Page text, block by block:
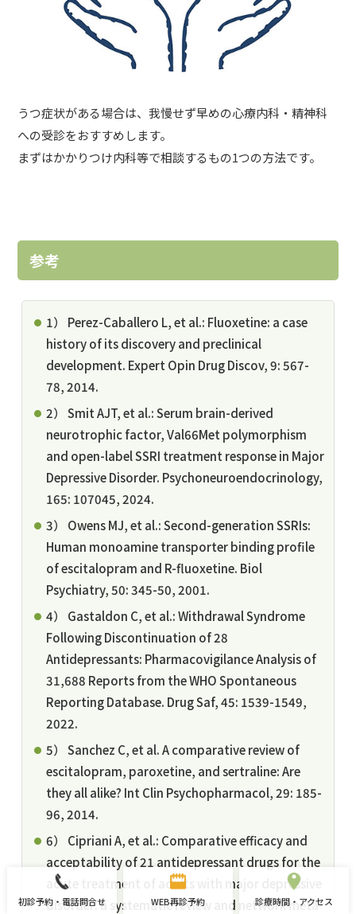
うつ症状がある場合は、我慢せず早めの心療内科・精神科
への受診をおすすめします。
まずはかかりつけ内科等で相談するもの1つの方法です。
参考
1） Perez-Caballero L, et al.: Fluoxetine: a case
history of its discovery and preclinical
development. Expert Opin Drug Discov, 9: 567-
78, 2014.
2） Smit AJT, et al.: Serum brain-derived
neurotrophic factor, Val66Met polymorphism
and open-label SSRI treatment response in Major
Depressive Disorder. Psychoneuroendocrinology,
165: 107045, 2024.
3） Owens MJ, et al.: Second-generation SSRIs:
Human monoamine transporter binding profile
of escitalopram and R-fluoxetine. Biol
Psychiatry, 50: 345-50, 2001.
4） Gastaldon C, et al.: Withdrawal Syndrome
Following Discontinuation of 28
Antidepressants: Pharmacovigilance Analysis of
31,688 Reports from the WHO Spontaneous
Reporting Database. Drug Saf, 45: 1539-1549,
2022.
5） Sanchez C, et al. A comparative review of
escitalopram, paroxetine, and sertraline: Are
they all alike? Int Clin Psychopharmacol, 29: 185-
96, 2014.
6） Cipriani A, et al.: Comparative efficacy and
acceptability of 21 antidepressant drugs for the
acute treatment of adults with major depressive
disorder: a systematic review and network meta-
初診予約・電話問合せ WEB再診予約 診療時間・アクセス